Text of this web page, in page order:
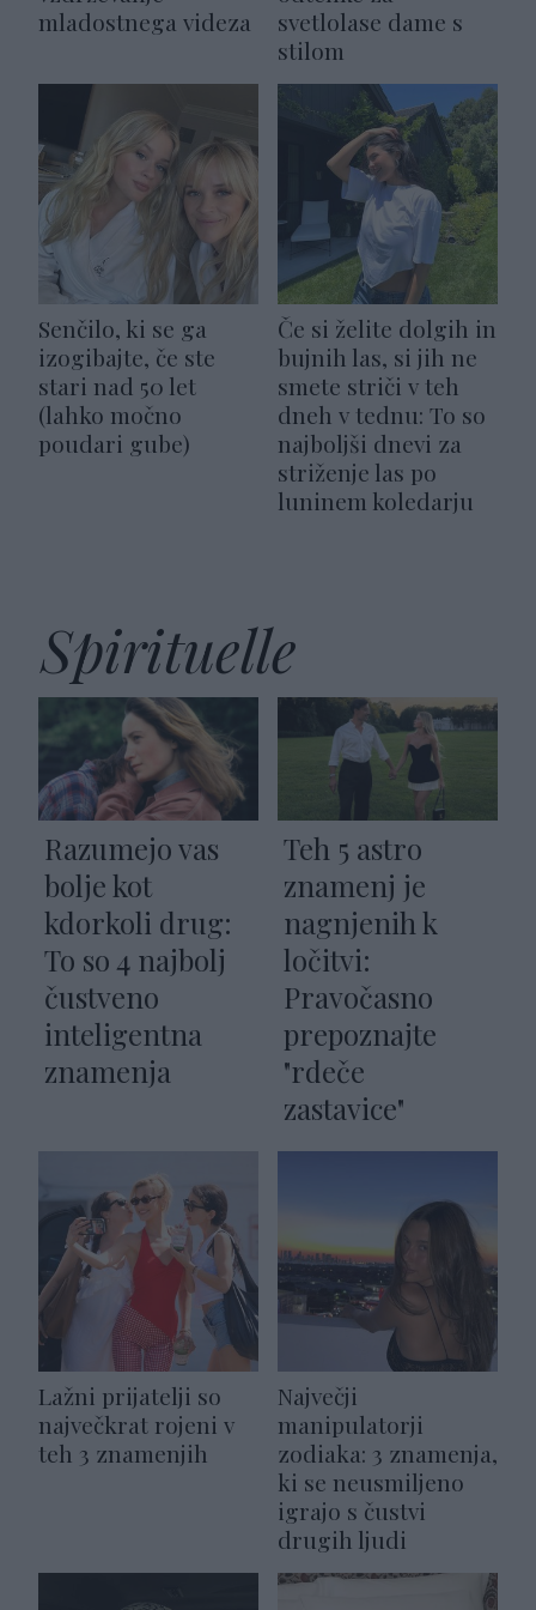
mladostnega videza
svetlolase dame s
stilom
Senčilo, ki se ga
izogibajte, če ste
stari nad 50 let
(lahko močno
poudari gube)
Če si želite dolgih in
bujnih las, si jih ne
smete striči v teh
dneh v tednu: To so
najboljši dnevi za
striženje las po
luninem koledarju
Spirituelle
Razumejo vas
bolje kot
kdorkoli drug:
To so 4 najbolj
čustveno
inteligentna
znamenja
Teh 5 astro
znamenj je
nagnjenih k
ločitvi:
Pravočasno
prepoznajte
"rdeče
zastavice"
Lažni prijatelji so
največkrat rojeni v
teh 3 znamenjih
Največji
manipulatorji
zodiaka: 3 znamenja,
ki se neusmiljeno
igrajo s čustvi
drugih ljudi